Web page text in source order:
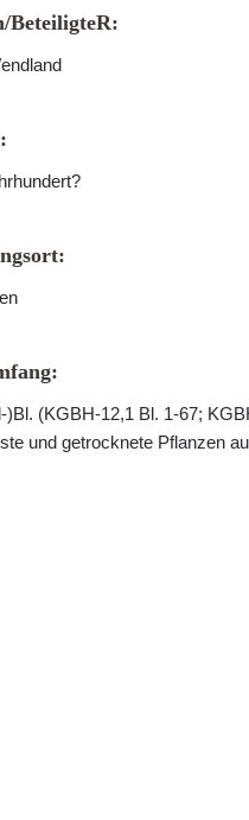
BeteiligteR:
)Bl. (KGBH-12,1 Bl. 1-67;
und getrocknete Pflanzen